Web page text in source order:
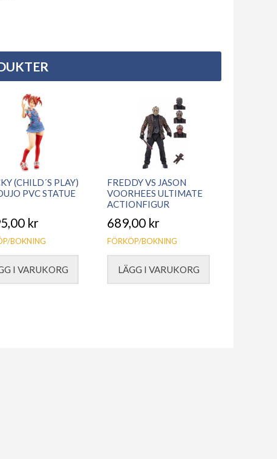
(CHILD´S PLAY)
PVC STATUE
kr
BOKNING
I VARUKORG
FREDDY VS JASON
VOORHEES ULTIMATE
ACTIONFIGUR
689,00 kr
FÖRKÖP/BOKNING
LÄGG I VARUKORG